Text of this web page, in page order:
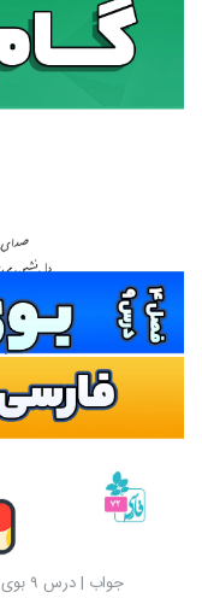
جواب | درس 9 بوی نرگس — فارسی سوم ابتدایی — مهدآموز